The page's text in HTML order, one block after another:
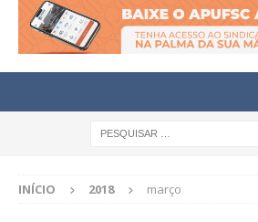
INÍCIO 2018 março